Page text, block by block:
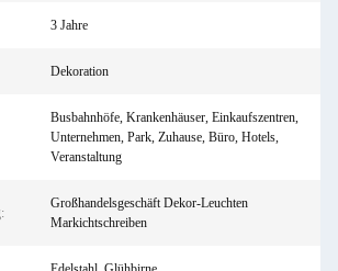
3 Jahre
Dekoration
Busbahnhöfe, Krankenhäuser, Einkaufszentren,
Unternehmen, Park, Zuhause, Büro, Hotels,
Veranstaltung
Großhandelsgeschäft Dekor-Leuchten
Markichtschreiben